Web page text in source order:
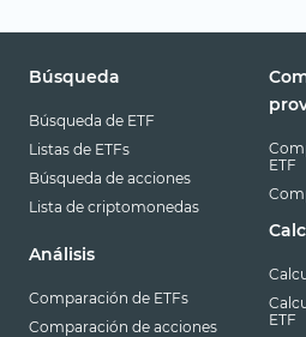
Búsqueda
Búsqueda de ETF
Listas de ETFs
Búsqueda de acciones
Lista de criptomonedas
Análisis
Comparación de ETFs
Comparación de acciones
ETF
ETF